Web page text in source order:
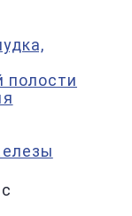
полости